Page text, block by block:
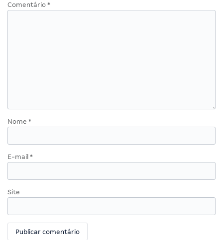
Comentário *
Nome *
E-mail *
Site